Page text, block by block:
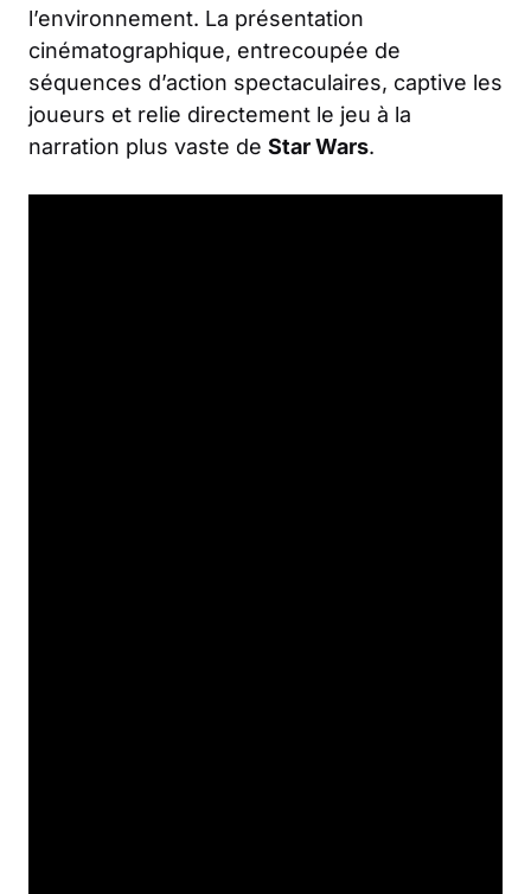
l’environnement. La présentation
cinématographique, entrecoupée de
séquences d’action spectaculaires, captive les
joueurs et relie directement le jeu à la
narration plus vaste de Star Wars.